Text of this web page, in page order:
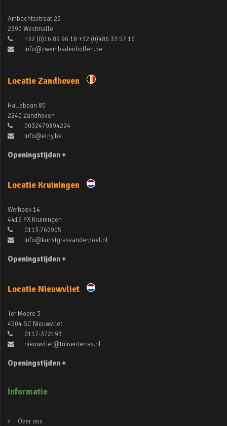
Ambachtsstraat 25
2390 Westmalle
+32 (0)16 89 96 18 +32 (0)486 33 57 16
info@zwembadenbollen.be
Locatie Zandhoven
Hallebaan 85
2240 Zandhoven
0032479894224
info@elny.be
Openingstijden +
Locatie Kruiningen
Weihoek 14
4416 PX Kruiningen
0113-760905
info@kunstgrasvanderpoel.nl
Openingstijden +
Locatie Nieuwvliet
Ter Moere 3
4504 SC Nieuwvliet
0117-372193
nieuwvliet@tuinenterras.nl
Openingstijden +
Informatie
Over ons